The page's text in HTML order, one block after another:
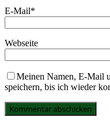
E-Mail*
Webseite
Meinen Namen, E-Mail
speichern, bis ich wieder